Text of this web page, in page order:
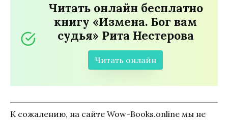
Читать онлайн бесплатно
книгу «Измена. Бог вам
судья» Рита Нестерова
Читать онлайн
К сожалению, на сайте Wow-Books.online мы не